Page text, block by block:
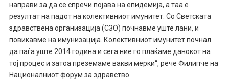
направи за да се спречи појава на епидемија, а таа е
резултат на падот на колективниот имунитет. Со Светската
здравствена организација (СЗО) почнавме уште лани, и
повикавме на имунизација. Колективниот имунитет почнал
да паѓа уште 2014 година и сега ние го плаќаме данокот на
тој процес и затоа преземаме вакви мерки“, рече Филипче на
Националниот форум за здравство.